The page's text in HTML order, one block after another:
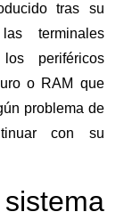
tras su
terminales
periféricos
o RAM que
problema de
con su